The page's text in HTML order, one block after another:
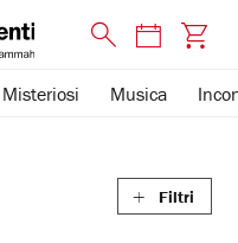
Musica
Filtri
Età, insieme